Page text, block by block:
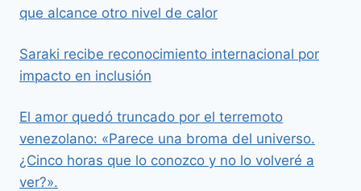
que alcance otro nivel de calor
Saraki recibe reconocimiento internacional por
impacto en inclusión
El amor quedó truncado por el terremoto
venezolano: «Parece una broma del universo.
¿Cinco horas que lo conozco y no lo volveré a
ver?».